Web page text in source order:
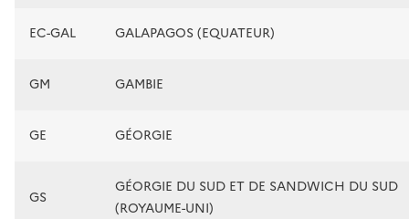
EC-GAL GALAPAGOS (EQUATEUR)
GM GAMBIE
GE GÉORGIE
GS
GÉORGIE DU SUD ET DE SANDWICH DU SUD
(ROYAUME-UNI)